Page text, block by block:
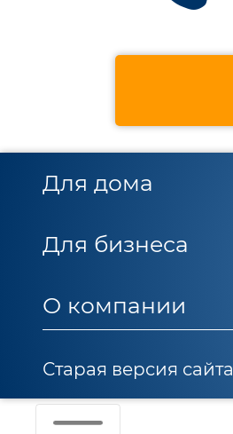
Для дома
Для бизнеса
О компании
Старая версия сайта